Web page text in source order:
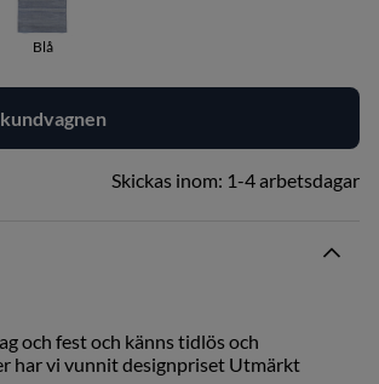
Blå
kundvagnen
Skickas inom: 1-4 arbetsdagar
och fest och känns tidlös och
har vi vunnit designpriset Utmärkt